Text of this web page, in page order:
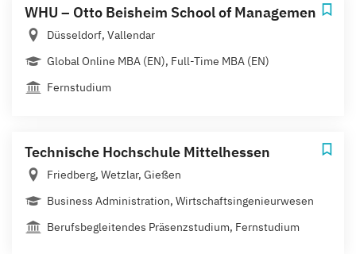
WHU – Otto Beisheim School of Management
Düsseldorf, Vallendar
Global Online MBA (EN), Full-Time MBA (EN)
Fernstudium
Technische Hochschule Mittelhessen
Friedberg, Wetzlar, Gießen
Business Administration, Wirtschaftsingenieurwesen
Berufsbegleitendes Präsenzstudium, Fernstudium